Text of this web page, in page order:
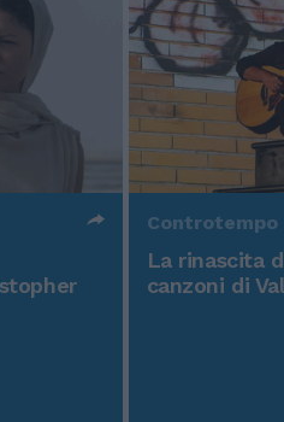
Controtempo
La rinascita
canzoni di